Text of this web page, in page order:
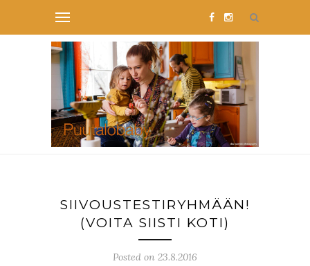
SIIVOUSTESTIRYHMÄÄN!
(VOITA SIISTI KOTI)
Posted on 23.8.2016